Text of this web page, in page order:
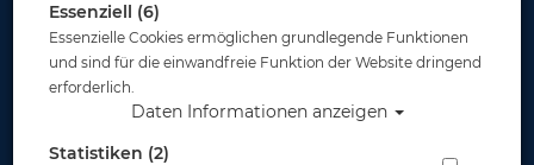
Essenziell (6)
Essenzielle Cookies ermöglichen grundlegende Funktionen
und sind für die einwandfreie Funktion der Website dringend
erforderlich.
Daten Informationen anzeigen
Statistiken (2)